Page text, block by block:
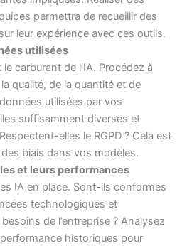
permettra de recueillir des
leur expérience avec ces outils.
utilisées
carburant de l’IA. Procédez à
qualité, de la quantité et de
utilisées par vos
suffisamment diverses et
elles le RGPD ? Cela est
biais dans vos modèles.
et leurs performances
IA en place. Sont-ils conformes
technologiques et
de l’entreprise ? Analysez
historiques pour